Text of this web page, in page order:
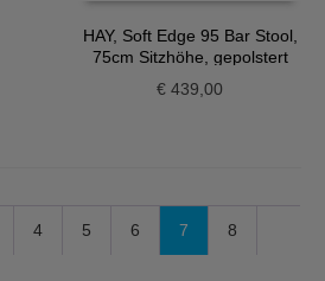
HAY, Soft Edge 95 Bar Stool,
75cm Sitzhöhe, gepolstert
€ 439,00
4 5 6 7 8